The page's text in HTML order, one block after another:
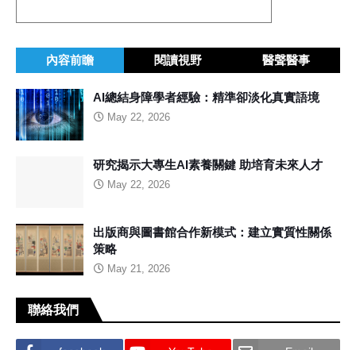
內容前瞻 閱讀視野 醫聲醫事
AI總結身障學者經驗：精準卻淡化真實語境
May 22, 2026
研究揭示大專生AI素養關鍵 助培育未來人才
May 22, 2026
出版商與圖書館合作新模式：建立實質性關係
策略
May 21, 2026
聯絡我們